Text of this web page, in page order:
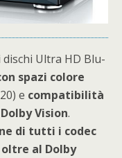
Ultra HD Blu-
spazi colore
e compatibilità
Vision.
di tutti i codec
al Dolby